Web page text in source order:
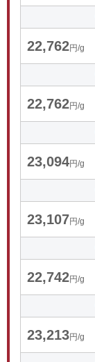
22,762円/g
22,762円/g
23,094円/g
23,107円/g
22,742円/g
23,213円/g